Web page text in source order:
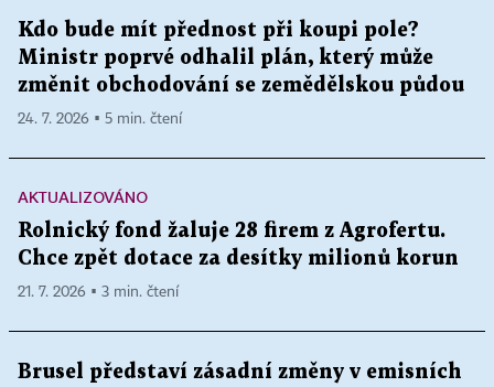
Kdo bude mít přednost při koupi pole?
Ministr poprvé odhalil plán, který může
změnit obchodování se zemědělskou půdou
24. 7. 2026 ▪ 5 min. čtení
AKTUALIZOVÁNO
Rolnický fond žaluje 28 firem z Agrofertu.
Chce zpět dotace za desítky milionů korun
21. 7. 2026 ▪ 3 min. čtení
Brusel představí zásadní změny v emisních